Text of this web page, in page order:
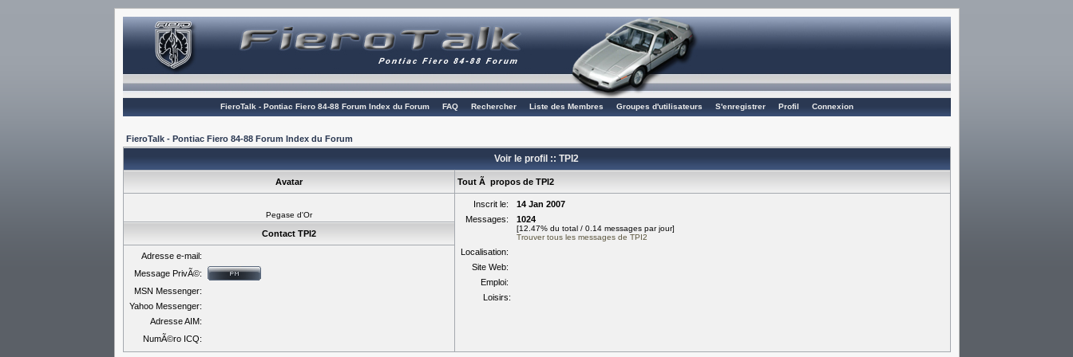
FieroTalk - Pontiac Fiero 84-88 Forum Index du Forum FAQ Rechercher Liste des Membres Groupes d'utilisateurs S'enregistrer Profil Connexion
FieroTalk - Pontiac Fiero 84-88 Forum Index du Forum
Voir le profil :: TPI2
Avatar Tout Ã propos de TPI2
Pegase d'Or
Inscrit le:
14 Jan 2007
Messages:
1024
[12.47% du total / 0.14 messages par jour]
Trouver tous les messages de TPI2
Localisation:
Site Web:
Emploi:
Loisirs:
Contact TPI2
Adresse e-mail:
Message PrivÃ©:
MSN Messenger:
Yahoo Messenger:
Adresse AIM:
NumÃ©ro ICQ: